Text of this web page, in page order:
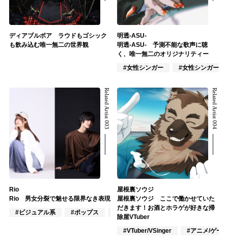
ディアブルボア ラウドもゴシック
も飲み込む唯一無二の世界観
明透-ASU-
明透-ASU- 予測不能な歌声に聴
く、唯一無二のオリジナリティー
#女性シンガー
#女性シンガーグ
Related Artist 003
Rio
Rio 男女分裂で魅せる限界なき表現
#ビジュアル系
#ポップス #ロック
Related Artist 004
屋根裏ソウジ
屋根裏ソウジ ここで働かせていた
だきます！お酒とホラゲが好きな掃
除屋VTuber
#VTuber/VSinger
#アニメ/ゲーム